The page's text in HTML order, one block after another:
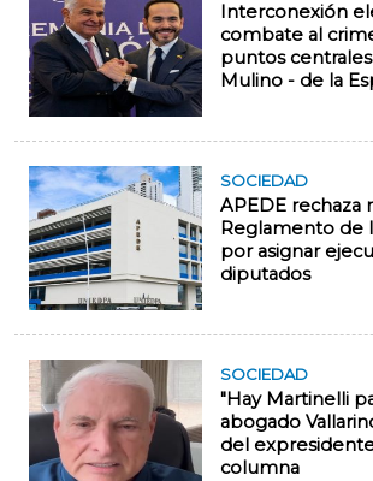
Interconexión
combate al
puntos
Mulino - de la
SOCIEDAD
APEDE rechaza
Reglamento de
por asignar
diputados
SOCIEDAD
"Hay Martinelli
abogado
del
columna